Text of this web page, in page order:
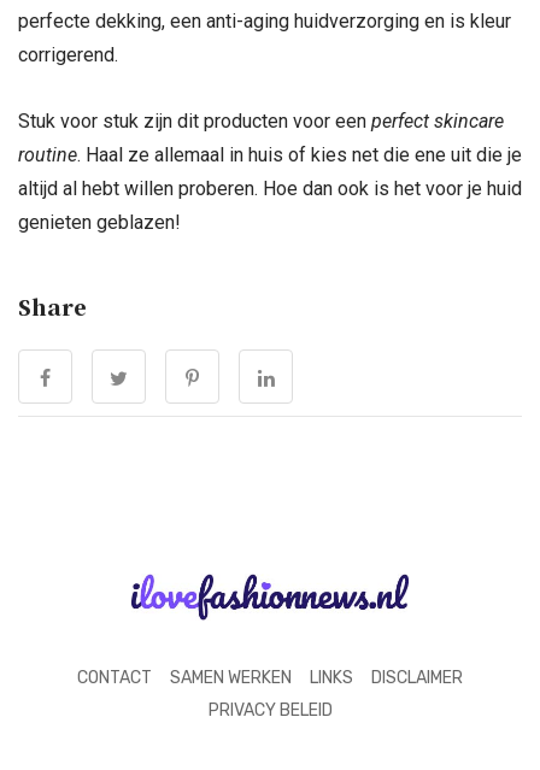
perfecte dekking, een anti-aging huidverzorging en is kleur
corrigerend.
Stuk voor stuk zijn dit producten voor een perfect skincare
routine. Haal ze allemaal in huis of kies net die ene uit die je
altijd al hebt willen proberen. Hoe dan ook is het voor je huid
genieten geblazen!
Share
CONTACT SAMEN WERKEN LINKS
DISCLAIMER
PRIVACY BELEID